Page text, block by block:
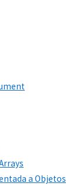
a Objetos